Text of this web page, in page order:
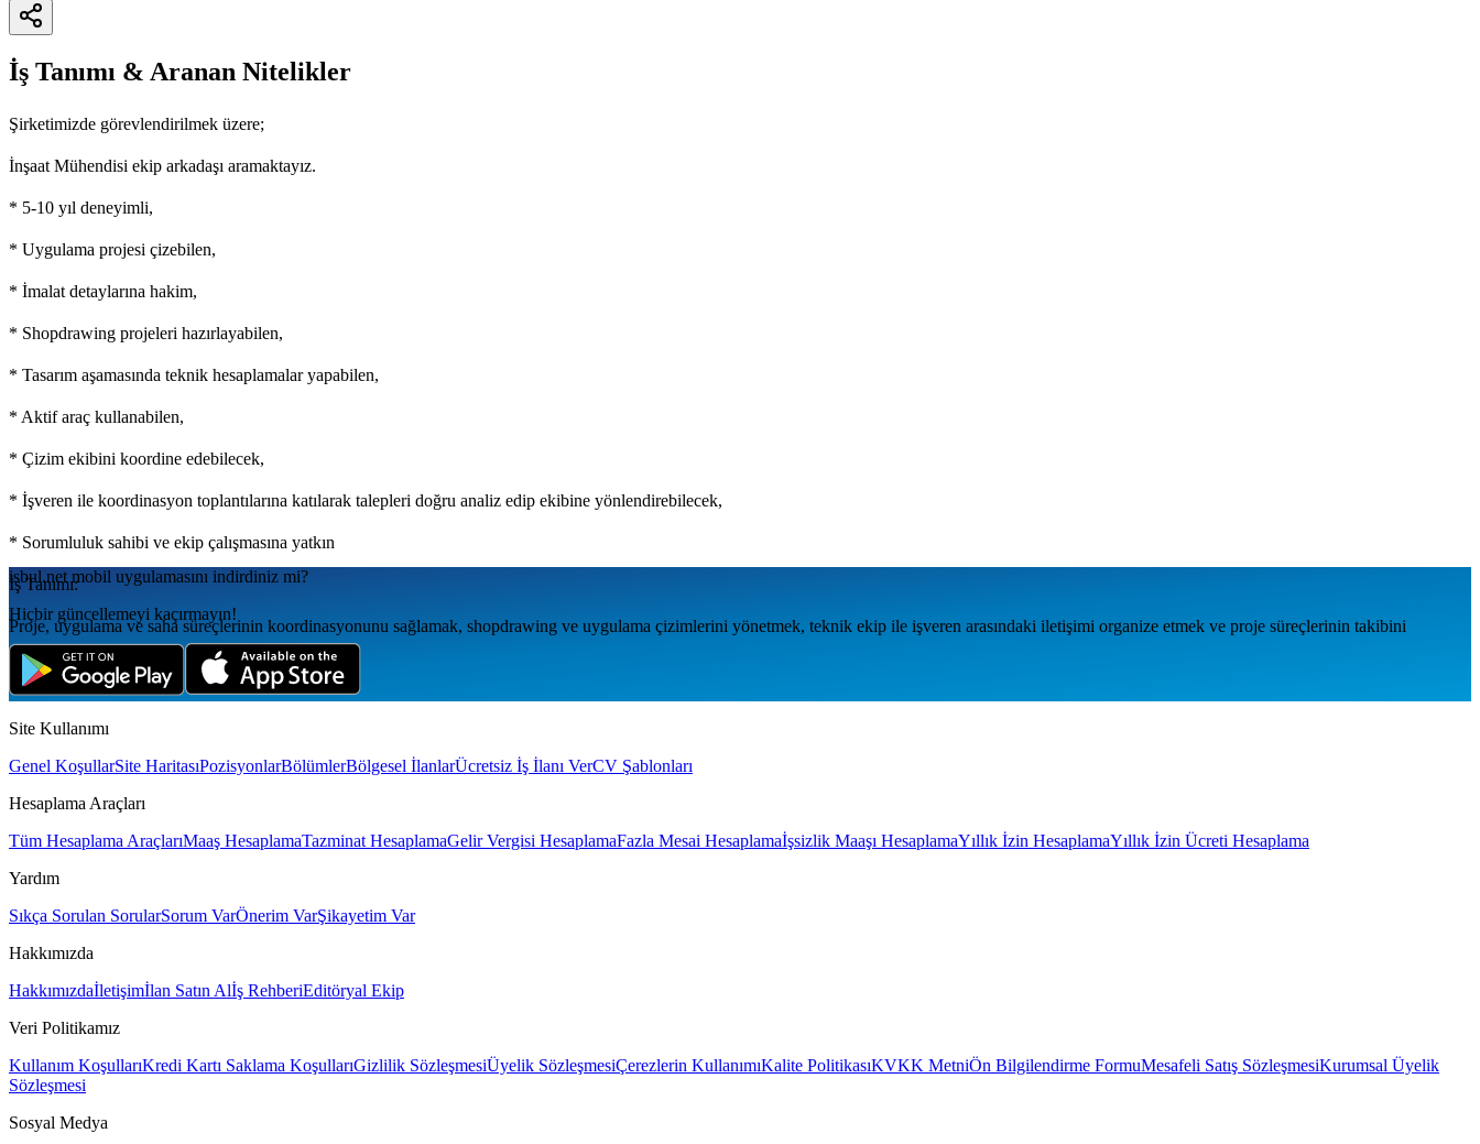
İş Tanımı & Aranan Nitelikler
Şirketimizde görevlendirilmek üzere;
İnşaat Mühendisi ekip arkadaşı aramaktayız.
* 5-10 yıl deneyimli,
* Uygulama projesi çizebilen,
* İmalat detaylarına hakim,
* Shopdrawing projeleri hazırlayabilen,
* Tasarım aşamasında teknik hesaplamalar yapabilen,
* Aktif araç kullanabilen,
* Çizim ekibini koordine edebilecek,
* İşveren ile koordinasyon toplantılarına katılarak talepleri doğru analiz edip ekibine yönlendirebilecek,
* Sorumluluk sahibi ve ekip çalışmasına yatkın
İş Tanımı:
Proje, uygulama ve saha süreçlerinin koordinasyonunu sağlamak, shopdrawing ve uygulama çizimlerini yönetmek, teknik ekip ile işveren arasındaki iletişimi organize etmek ve proje süreçlerinin takibini
yürütmek.
isbul.net mobil uygulamаsını indirdiniz mi?
Hiçbir güncellemeyi kaçırmayın!
Site Kullanımı
Genel KoşullarSite HaritasıPozisyonlarBölümlerBölgesel İlanlarÜcretsiz İş İlanı VerCV Şablonları
Hesaplama Araçları
Tüm Hesaplama AraçlarıMaaş HesaplamaTazminat HesaplamaGelir Vergisi HesaplamaFazla Mesai Hesaplamaİşsizlik Maaşı HesaplamaYıllık İzin HesaplamaYıllık İzin Ücreti Hesaplama
Yardım
Sıkça Sorulan SorularSorum VarÖnerim VarŞikayetim Var
Hakkımızda
Hakkımızdaİletişimİlan Satın Alİş RehberiEditöryal Ekip
Veri Politikamız
Kullanım KoşullarıKredi Kartı Saklama KoşullarıGizlilik SözleşmesiÜyelik SözleşmesiÇerezlerin KullanımıKalite PolitikasıKVKK MetniÖn Bilgilendirme FormuMesafeli Satış SözleşmesiKurumsal Üyelik
Sözleşmesi
Sosyal Medya